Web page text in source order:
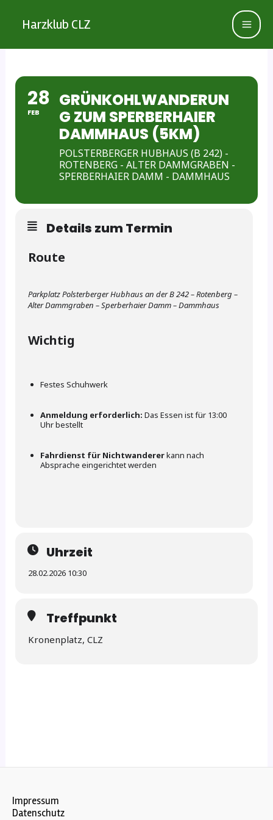
Inhalt
springenHarzklub CLZ
28
FEB
GRÜNKOHLWANDERUN
G ZUM SPERBERHAIER
DAMMHAUS (5KM)
POLSTERBERGER HUBHAUS (B 242) -
ROTENBERG - ALTER DAMMGRABEN -
SPERBERHAIER DAMM - DAMMHAUS
Details zum Termin
Route
Parkplatz Polsterberger Hubhaus an der B 242 – Rotenberg –
Alter Dammgraben – Sperberhaier Damm – Dammhaus
Wichtig
Festes Schuhwerk
Anmeldung erforderlich: Das Essen ist für 13:00
Uhr bestellt
Fahrdienst für Nichtwandererkann nach
Absprache eingerichtet werden
Uhrzeit
28.02.2026 10:30
Treffpunkt
Kronenplatz, CLZ
Impressum
Datenschutz